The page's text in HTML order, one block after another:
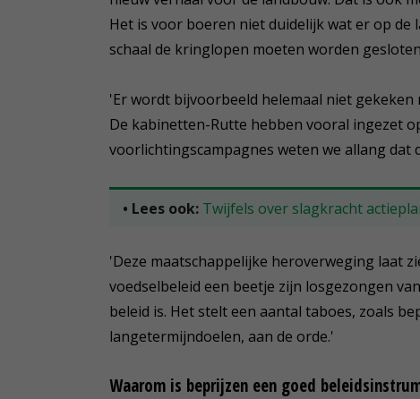
Het is voor boeren niet duidelijk wat er op
schaal de kringlopen moeten worden
'Er wordt bijvoorbeeld helemaal niet
De kabinetten-Rutte hebben vooral ingezet
voorlichtingscampagnes weten we allang dat
• Lees ook: Twijfels over slagkracht
'Deze maatschappelijke heroverweging laat
voedselbeleid een beetje zijn losgezongen
beleid is. Het stelt een aantal taboes, zoals
langetermijndoelen, aan de orde.'
Waarom is beprijzen een goed